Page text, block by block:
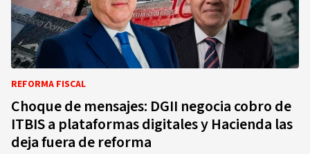
REFORMA FISCAL
Choque de mensajes: DGII negocia cobro de
ITBIS a plataformas digitales y Hacienda las
deja fuera de reforma